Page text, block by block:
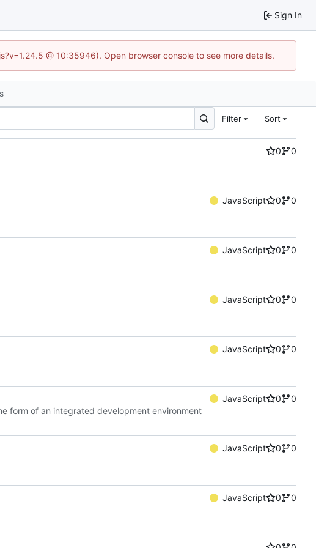
Sign In
@ 10:35946). Open browser console to see more details.
Filter Sort
0
0
JavaScript 0
0
JavaScript 0
0
JavaScript 0
0
JavaScript 0
0
JavaScript 0
0
form of an integrated development environment
JavaScript 0
0
JavaScript 0
0